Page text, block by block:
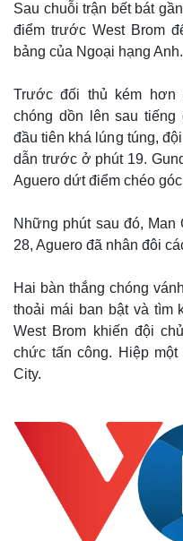
Sau chuỗi trận bết bát
điểm trước West Brom
bảng của Ngoại hạng Anh.
Trước đối thủ kém hơn
chóng dồn lên sau
đầu tiên khá lúng túng,
dẫn trước ở phút 19.
Aguero dứt điểm chéo
Những phút sau đó,
28, Aguero đã nhân đôi
Hai bàn thắng chóng
thoải mái ban bật và tìm
West Brom khiến đội
chức tấn công. Hiệp
City.